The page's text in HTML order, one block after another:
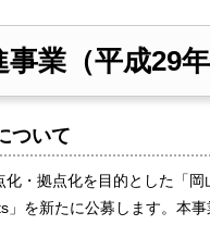
業（平成29年
ついて
・拠点化を目的とした「岡
を新たに公募します。本